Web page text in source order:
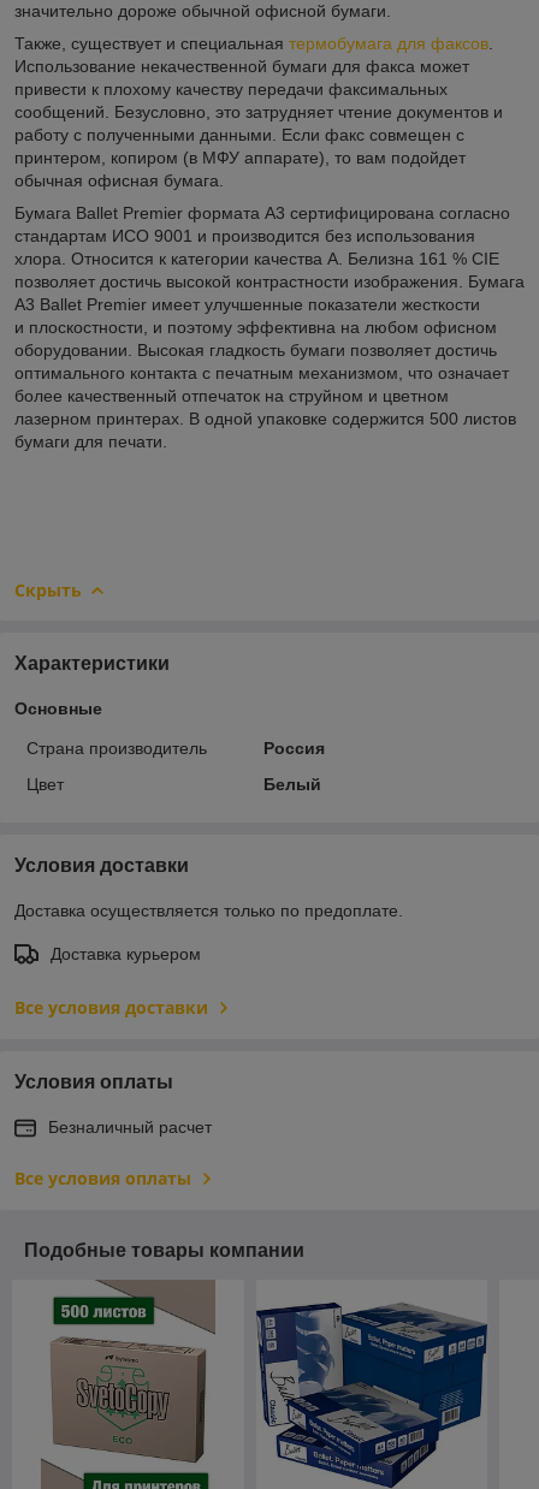
значительно дороже обычной офисной бумаги.
Также, существует и специальная термобумага для факсов
Использование некачественной бумаги для факса может
привести к плохому качеству передачи факсимальных
сообщений. Безусловно, это затрудняет чтение документов и
работу с полученными данными. Если факс совмещен с
принтером, копиром (в МФУ аппарате), то вам подойдет
обычная офисная бумага.
Бумага Ballet Premier формата А3 сертифицирована согласно
стандартам ИСО 9001 и производится без использования
хлора. Относится к категории качества А. Белизна 161 % CIE
позволяет достичь высокой контрастности изображения. Бумага
А3 Ballet Premier имеет улучшенные показатели жесткости
и плоскостности, и поэтому эффективна на любом офисном
оборудовании. Высокая гладкость бумаги позволяет достичь
оптимального контакта с печатным механизмом, что означает
более качественный отпечаток на струйном и цветном
лазерном принтерах. В одной упаковке содержится 500 листов
бумаги для печати.
Скрыть
Характеристики
Основные
Страна производитель
Россия
Цвет
Белый
Условия доставки
Доставка осуществляется только по предоплате.
Доставка курьером
Все условия доставки
Условия оплаты
Безналичный расчет
Все условия оплаты
Подобные товары компании